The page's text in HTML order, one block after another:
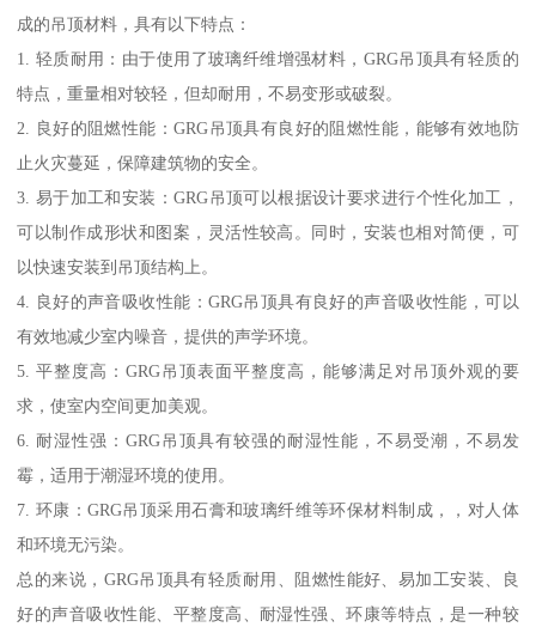
成的吊顶材料，具有以下特点：
1. 轻质耐用：由于使用了玻璃纤维增强材料，GRG吊顶具有轻质的
特点，重量相对较轻，但却耐用，不易变形或破裂。
2. 良好的阻燃性能：GRG吊顶具有良好的阻燃性能，能够有效地防
止火灾蔓延，保障建筑物的安全。
3. 易于加工和安装：GRG吊顶可以根据设计要求进行个性化加工，
可以制作成形状和图案，灵活性较高。同时，安装也相对简便，可
以快速安装到吊顶结构上。
4. 良好的声音吸收性能：GRG吊顶具有良好的声音吸收性能，可以
有效地减少室内噪音，提供的声学环境。
5. 平整度高：GRG吊顶表面平整度高，能够满足对吊顶外观的要
求，使室内空间更加美观。
6. 耐湿性强：GRG吊顶具有较强的耐湿性能，不易受潮，不易发
霉，适用于潮湿环境的使用。
7. 环康：GRG吊顶采用石膏和玻璃纤维等环保材料制成，，对人体
和环境无污染。
总的来说，GRG吊顶具有轻质耐用、阻燃性能好、易加工安装、良
好的声音吸收性能、平整度高、耐湿性强、环康等特点，是一种较